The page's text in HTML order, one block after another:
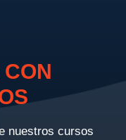
nuestros cursos